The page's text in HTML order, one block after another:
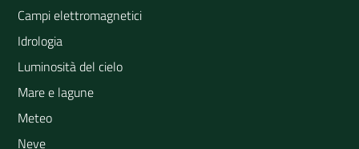
Campi elettromagnetici
Idrologia
Luminosità del cielo
Mare e lagune
Meteo
Neve